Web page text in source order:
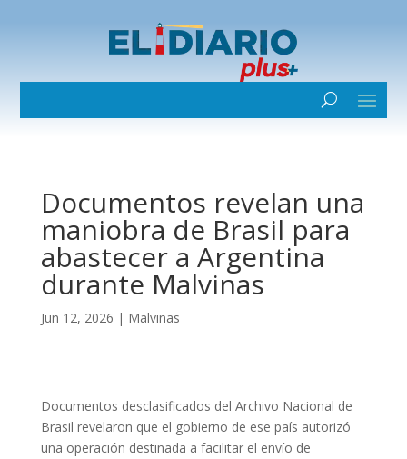
Documentos revelan una
maniobra de Brasil para
abastecer a Argentina
durante Malvinas
Jun 12, 2026 | Malvinas
Documentos desclasificados del Archivo Nacional de
Brasil revelaron que el gobierno de ese país autorizó
una operación destinada a facilitar el envío de